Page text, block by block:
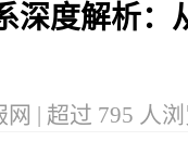
深度解析：
网 | 超过 795 人